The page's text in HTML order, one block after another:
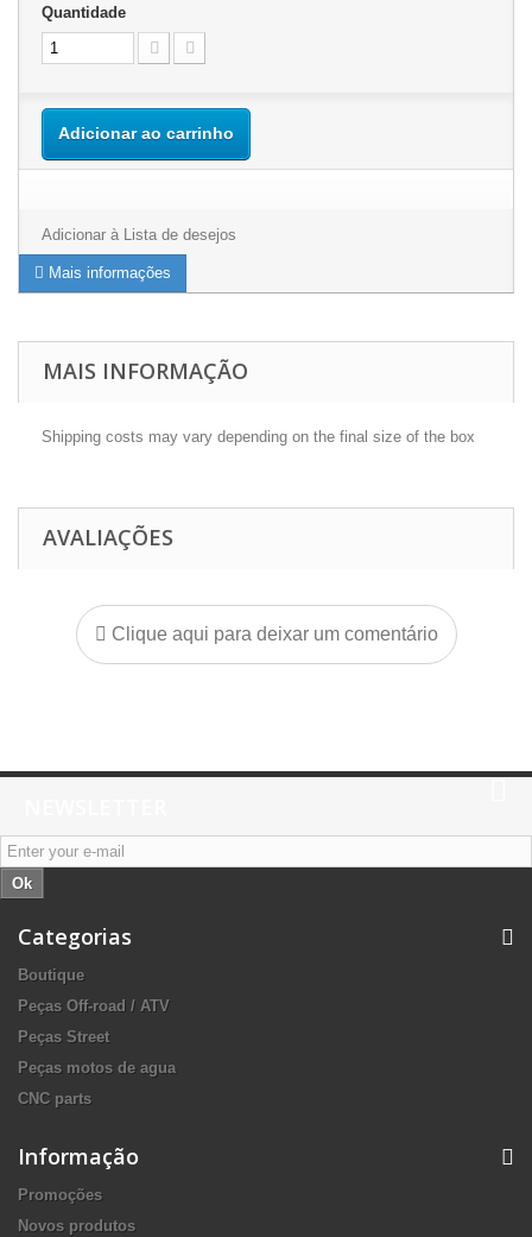
Quantidade
Adicionar ao carrinho
Adicionar à Lista de desejos
Mais informações
MAIS INFORMAÇÃO
Shipping costs may vary depending on the final size of the box
AVALIAÇÕES
Clique aqui para deixar um comentário
Ok
Categorias
Boutique
Peças Off-road / ATV
Peças Street
Peças motos de agua
CNC parts
Informação
Promoções
Novos produtos